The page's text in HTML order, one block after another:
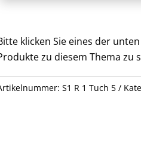
klicken Sie eines der
zu diesem Thema zu
S1 R 1 Tuch 5